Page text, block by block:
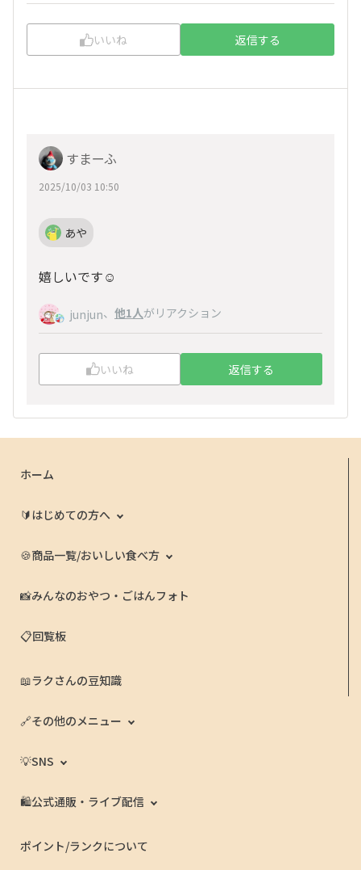
いいね 返信する
すまーふ
2025/10/03 10:50
あや
嬉しいです☺️
junjun、 他1人がリアクション
いいね 返信する
ホーム
🔰はじめての方へ
🍪商品一覧/おいしい食べ方
📸みんなのおやつ・ごはんフォト
📋回覧板
📖ラクさんの豆知識
🔗その他のメニュー
💡SNS
🛍️公式通販・ライブ配信
ポイント/ランクについて